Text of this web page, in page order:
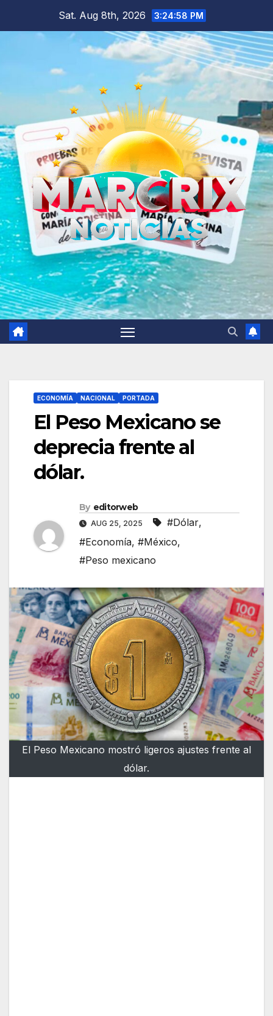
Sat. Aug 8th, 2026 3:24:59 PM
ECONOMÍA NACIONAL PORTADA
El Peso Mexicano se
deprecia frente al
dólar.
By editorweb
AUG 25, 2025 #Dólar,
#Economía, #México,
#Peso mexicano
El Peso Mexicano mostró ligeros ajustes frente al
dólar.